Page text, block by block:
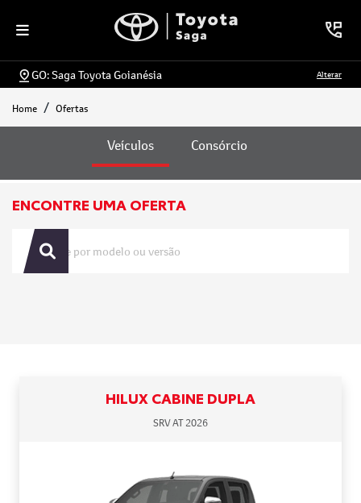
GO: Saga Toyota Goianésia Alterar
Home Ofertas
Veículos Consórcio
Ofertas
ENCONTRE UMA OFERTA
HILUX CABINE DUPLA
SRV AT 2026